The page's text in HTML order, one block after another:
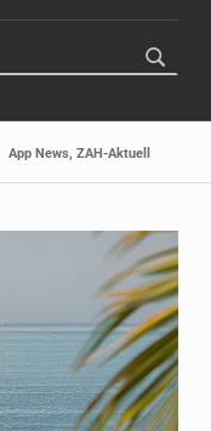
App News, ZAH-Aktuell